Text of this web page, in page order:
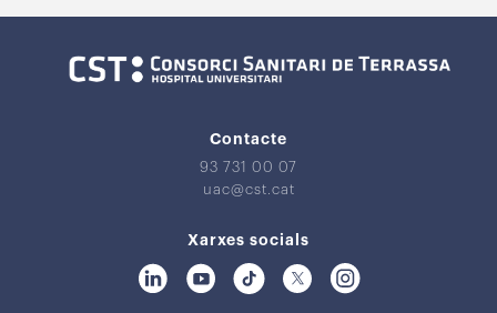
Contacte
93 731 00 07
uac@cst.cat
Xarxes socials